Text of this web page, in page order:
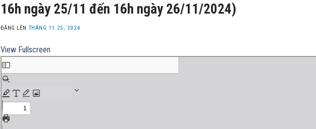
16h ngày 25/11 đến 16h ngày 26/11/2024)
ĐĂNG LÊN THÁNG 11 25, 2024
View Fullscreen